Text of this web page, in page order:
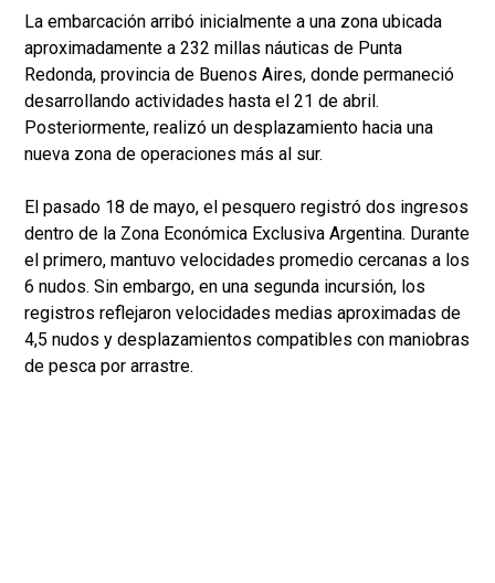
La embarcación arribó inicialmente a una zona ubicada
aproximadamente a 232 millas náuticas de Punta
Redonda, provincia de Buenos Aires, donde permaneció
desarrollando actividades hasta el 21 de abril.
Posteriormente, realizó un desplazamiento hacia una
nueva zona de operaciones más al sur.
El pasado 18 de mayo, el pesquero registró dos ingresos
dentro de la Zona Económica Exclusiva Argentina. Durante
el primero, mantuvo velocidades promedio cercanas a los
6 nudos. Sin embargo, en una segunda incursión, los
registros reflejaron velocidades medias aproximadas de
4,5 nudos y desplazamientos compatibles con maniobras
de pesca por arrastre.